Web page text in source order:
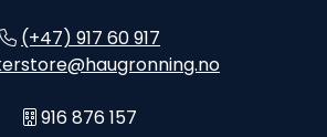
(+47) 917 60 917
916 876 157